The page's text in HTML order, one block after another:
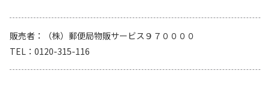
販売者
（株）郵便局物販サービス９７００００
TEL
0120-315-116